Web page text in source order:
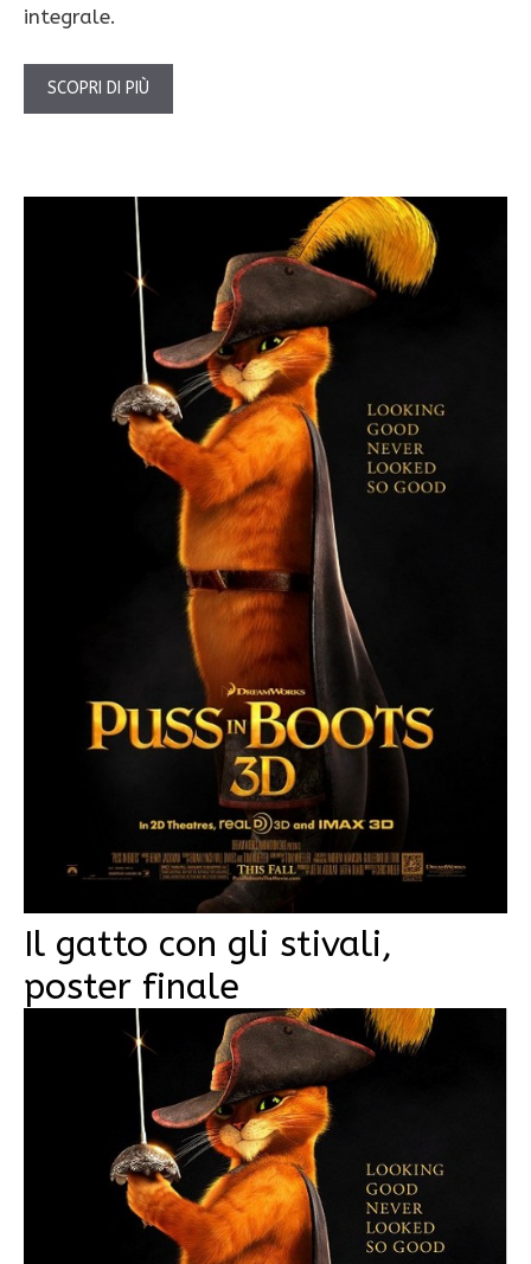
integrale.
SCOPRI DI PIÙ
Il gatto con gli stivali,
poster finale